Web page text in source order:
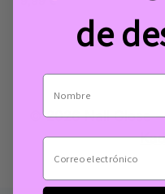
© 2026 Nail Glose -
de